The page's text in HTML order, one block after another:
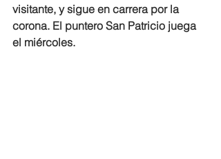
visitante, y sigue en carrera por la
corona. El puntero San Patricio juega
el miércoles.